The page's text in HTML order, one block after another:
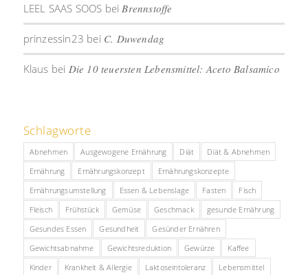
LEEL SAAS SOOS bei Brennstoffe
prinzessin23 bei C. Duwendag
Klaus bei Die 10 teuersten Lebensmittel: Aceto Balsamico
Schlagworte
Abnehmen Ausgewogene Ernährung Diät
Diät & Abnehmen
Ernährung
Ernährungskonzept
Ernährungskonzepte
Ernährungsumstellung
Essen & Lebenslage Fasten
Fisch
Fleisch
Frühstück Gemüse Geschmack
gesunde Ernährung
Gesundes Essen
Gesundheit
Gesünder Ernähren
Gewichtsabnahme
Gewichtsreduktion Gewürze
Kaffee
Kinder
Krankheit & Allergie Laktoseintoleranz Lebensmittel